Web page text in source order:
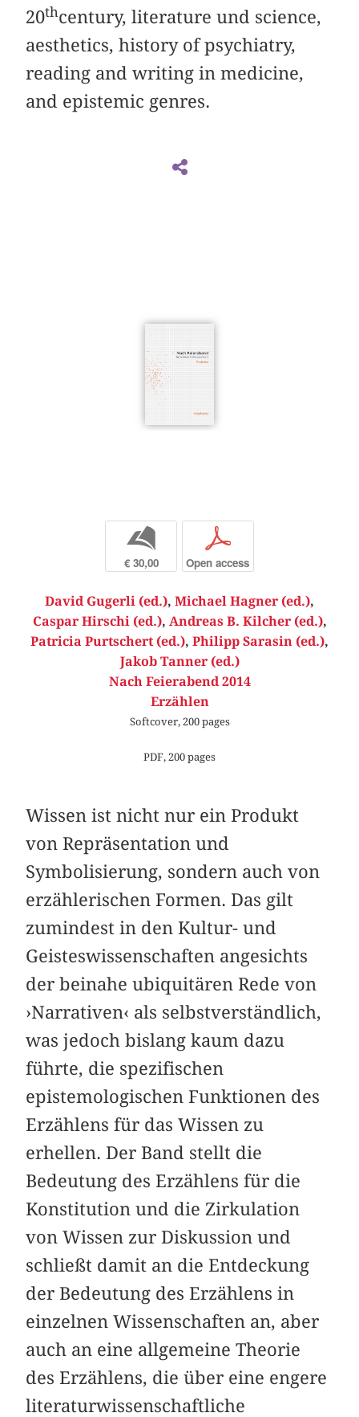
20thcentury, literature und science,
aesthetics, history of psychiatry,
reading and writing in medicine,
and epistemic genres.
b
€ 30,00
p
Open access
David Gugerli (ed.), Michael Hagner (ed.),
Caspar Hirschi (ed.), Andreas B. Kilcher (ed.),
Patricia Purtschert (ed.), Philipp Sarasin (ed.),
Jakob Tanner (ed.)
Nach Feierabend 2014
Erzählen
Softcover, 200 pages
PDF, 200 pages
Wissen ist nicht nur ein Produkt
von Repräsentation und
Symbolisierung, sondern auch von
erzählerischen Formen. Das gilt
zumindest in den Kultur- und
Geisteswissenschaften angesichts
der beinahe ubiquitären Rede von
›Narrativen‹ als selbstverständlich,
was jedoch bislang kaum dazu
führte, die spezifischen
epistemologischen Funktionen des
Erzählens für das Wissen zu
erhellen. Der Band stellt die
Bedeutung des Erzählens für die
Konstitution und die Zirkulation
von Wissen zur Diskussion und
schließt damit an die Entdeckung
der Bedeutung des Erzählens in
einzelnen Wissenschaften an, aber
auch an eine allgemeine Theorie
des Erzählens, die über eine engere
literaturwissenschaftliche